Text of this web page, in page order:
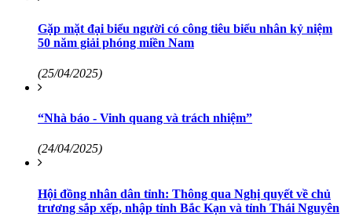
Gặp mặt đại biểu người có công tiêu biểu nhân kỷ niệm
50 năm giải phóng miền Nam
(25/04/2025)
“Nhà báo - Vinh quang và trách nhiệm”
(24/04/2025)
Hội đồng nhân dân tỉnh: Thông qua Nghị quyết về chủ
trương sắp xếp, nhập tỉnh Bắc Kạn và tỉnh Thái Nguyên